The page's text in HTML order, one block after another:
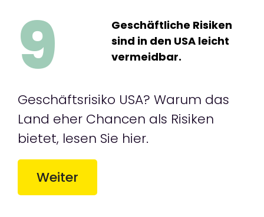
Geschäftliche Risiken
sind in den USA leicht
vermeidbar.
Geschäftsrisiko USA? Warum das
Land eher Chancen als Risiken
bietet, lesen Sie hier.
Weiter
9